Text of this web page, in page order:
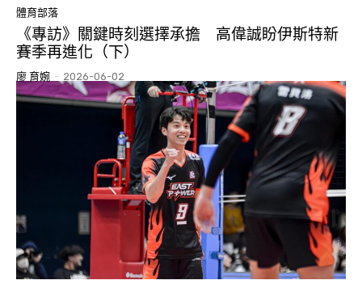
體育部落
《專訪》關鍵時刻選擇承擔 高偉誠盼伊斯特新
賽季再進化（下）
廖 育婉 - 2026-06-02